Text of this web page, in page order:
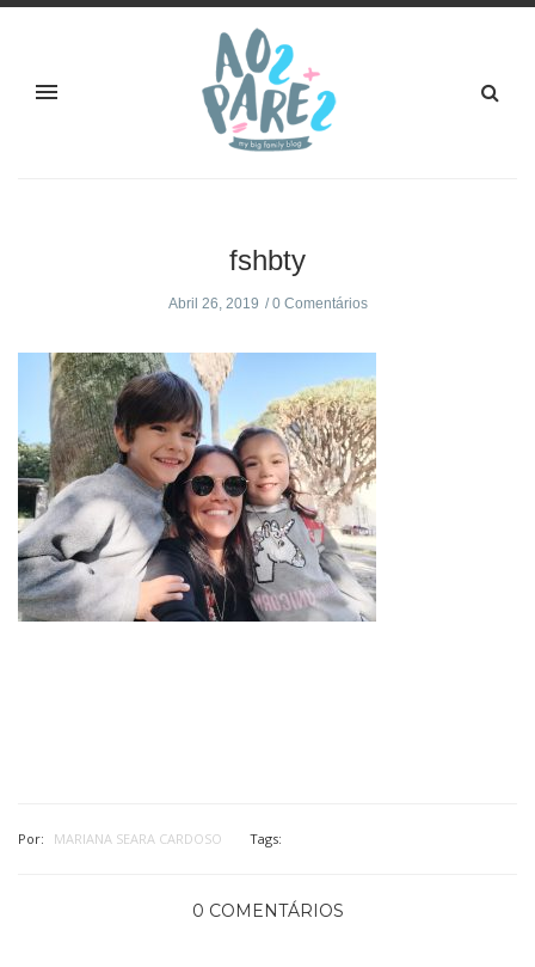
fshbty
Abril 26, 2019 0 Comentários
Por: MARIANA SEARA CARDOSO Tags:
0 COMENTÁRIOS